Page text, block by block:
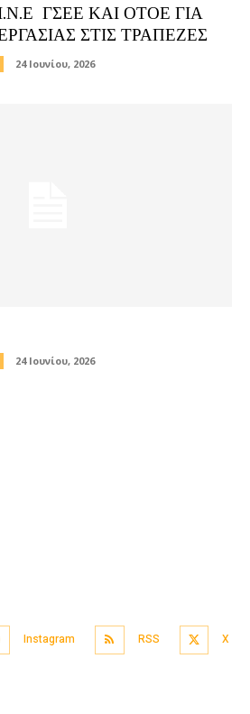
ΓΣΕΕ ΚΑΙ ΟΤΟΕ ΓΙΑ
ΣΤΙΣ ΤΡΑΠΕΖΕΣ
24 Ιουνίου, 2026
24 Ιουνίου, 2026
Instagram RSS X